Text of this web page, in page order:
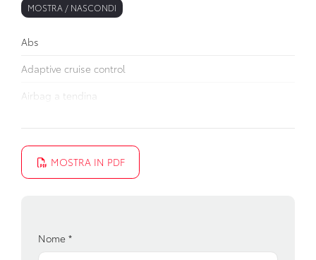
MOSTRA / NASCONDI
Abs
Adaptive cruise control
Airbag a tendina
Airbag laterali
Airbag per le ginocchia
Attacchi isofix per seggiolini
MOSTRA IN PDF
Nome *